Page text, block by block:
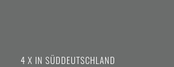
4 X IN SÜDDEUTSCHLAND